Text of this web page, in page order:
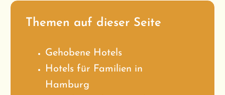
Themen auf dieser Seite
Gehobene Hotels
Hotels für Familien in
Hamburg